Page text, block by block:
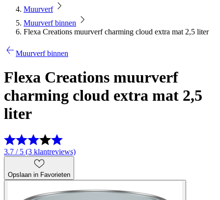
Muurverf
Muurverf binnen
Flexa Creations muurverf charming cloud extra mat 2,5 liter
Muurverf binnen
Flexa Creations muurverf
charming cloud extra mat 2,5
liter
3.7 / 5 (3 klantreviews)
Opslaan in Favorieten